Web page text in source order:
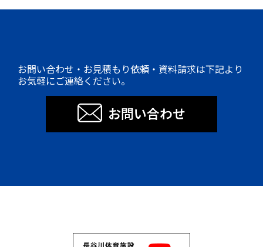
お問い合わせ・お見積もり依頼・資料請求は下記より
お気軽にご連絡ください。
お問い合わせ